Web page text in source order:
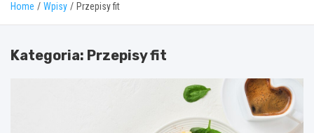
Home Wpisy Przepisy fit
Kategoria: Przepisy fit